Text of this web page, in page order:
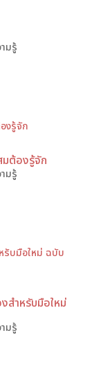
มรู้
มต้องรู้จัก
มรู้
สำหรับมือใหม่
มรู้